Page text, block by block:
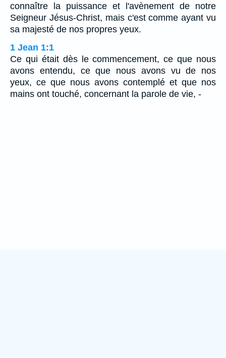
connaître la puissance et l'avènement de notre
Seigneur Jésus-Christ, mais c'est comme ayant vu
sa majesté de nos propres yeux.
1 Jean 1:1
Ce qui était dès le commencement, ce que nous
avons entendu, ce que nous avons vu de nos
yeux, ce que nous avons contemplé et que nos
mains ont touché, concernant la parole de vie, -